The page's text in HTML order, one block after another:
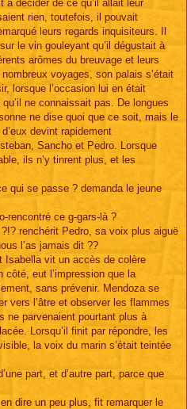
à décider de ce qu’il allait leur
rien, toutefois, il pouvait
leurs regards inquisiteurs. Il
le vin gouleyant qu’il dégustait à
arômes du breuvage et leurs
voyages, son palais s’était
lorsque l’occasion lui en était
ne connaissait pas. De longues
ne dise quoi que ce soit, mais le
devint rapidement
Sancho et Pedro. Lorsque
ils n’y tinrent plus, et les
qui se passe ? demanda le jeune
rencontré ce g-gars-là ?
renchérit Pedro, sa voix plus aiguë
l’as jamais dit ??
Isabella vit un accès de colère
eut l’impression que la
sans prévenir. Mendoza se
vers l’âtre et observer les flammes
ne parvenaient pourtant plus à
Lorsqu’il finit par répondre, les
la voix du marin s’était teintée
part, et d’autre part, parce que
dire un peu plus, fit remarquer le